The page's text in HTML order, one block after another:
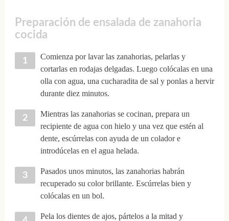
Preparación de ensalada de zanahoria
cocida
Comienza por lavar las zanahorias, pelarlas y
cortarlas en rodajas delgadas. Luego colócalas en una
olla con agua, una cucharadita de sal y ponlas a hervir
durante diez minutos.
Mientras las zanahorias se cocinan, prepara un
recipiente de agua con hielo y una vez que estén al
dente, escúrrelas con ayuda de un colador e
introdúcelas en el agua helada.
Pasados unos minutos, las zanahorias habrán
recuperado su color brillante. Escúrrelas bien y
colócalas en un bol.
Pela los dientes de ajos, pártelos a la mitad y